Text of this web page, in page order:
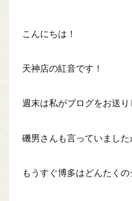
こんにちは！
天神店の紅音です！
週末は私がブログをお送り
磯男さんも言っていました
もうすぐ博多はどんたくの